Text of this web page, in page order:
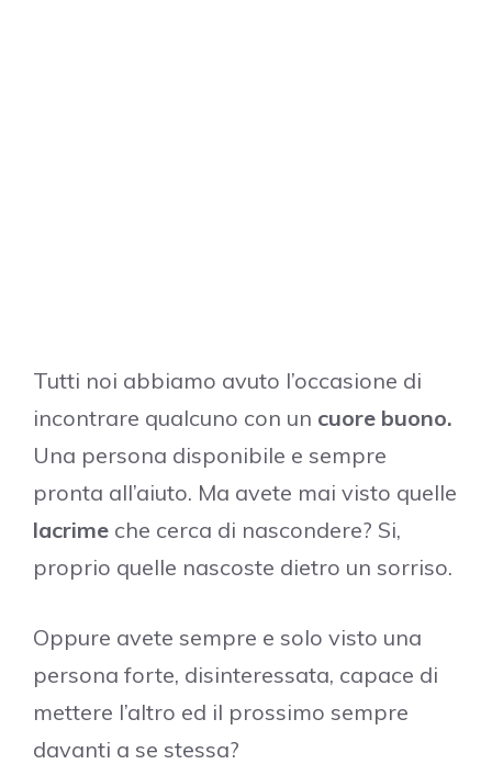
Tutti noi abbiamo avuto l’occasione di
incontrare qualcuno con un cuore buono.
Una persona disponibile e sempre
pronta all’aiuto. Ma avete mai visto quelle
lacrime che cerca di nascondere? Si,
proprio quelle nascoste dietro un sorriso.
Oppure avete sempre e solo visto una
persona forte, disinteressata, capace di
mettere l’altro ed il prossimo sempre
davanti a se stessa?